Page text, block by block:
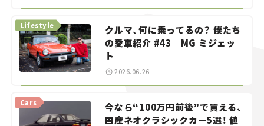
クルマ、何に乗ってるの？ 僕たち
の愛車紹介 #43｜MG ミジェッ
ト
Lifestyle
2026.06.26
今なら“100万円前後”で買える、
国産ネオクラシックカー5選！ 値
Cars